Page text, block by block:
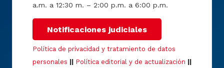
a.m. a 12:30 m. – 2:00 p.m. a 6:00 p.m.
Notificaciones judiciales
Política de privacidad y tratamiento de datos
personales
Política editorial y de actualización